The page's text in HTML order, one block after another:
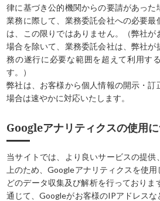
律に基づき公的機関からの要請があった
業務に際して、業務委託会社への必要最
は、この限りではありません。（弊社が
場合を除いて、業務委託会社は、弊社
務の遂行に必要な範囲を超えて利用す
す。）
弊社は、お客様から個人情報の開示・訂
場合は速やかに対応いたします。
Googleアナリティクスの使用
当サイトでは、より良いサービスの提供
上のため、Googleアナリティクスを使
どのデータ収集及び解析を行っておりま
通じて、Googleがお客様のIPアドレス